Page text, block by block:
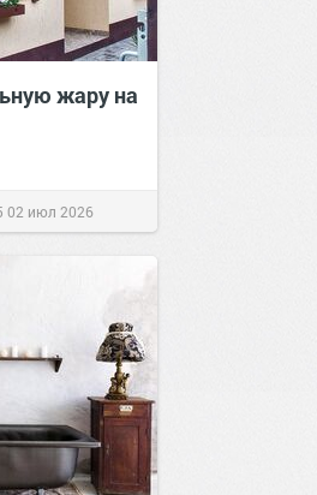
жару на
02 июл 2026